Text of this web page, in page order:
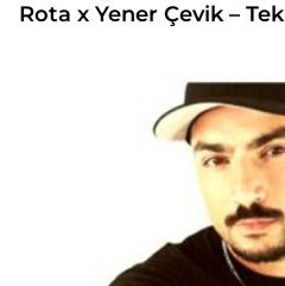
Rota x Yener Çevik –